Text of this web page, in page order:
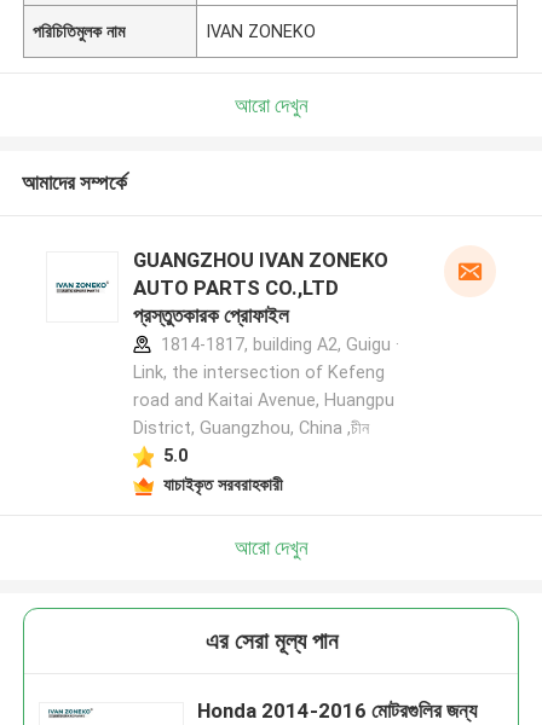
পরিচিতিমুলক নাম IVAN ZONEKO
আরো দেখুন
আমাদের সম্পর্কে
GUANGZHOU IVAN ZONEKO
AUTO PARTS CO.,LTD
প্রস্তুতকারক প্রোফাইল
1814-1817, building A2, Guigu ·
Link, the intersection of Kefeng
road and Kaitai Avenue, Huangpu
District, Guangzhou, China ,চীন
5.0
যাচাইকৃত সরবরাহকারী
আরো দেখুন
এর সেরা মূল্য পান
Honda 2014-2016 মোটরগুলির জন্য